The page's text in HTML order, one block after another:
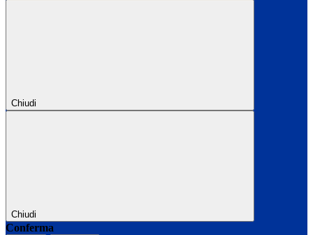
Chiudi
Chiudi
Conferma